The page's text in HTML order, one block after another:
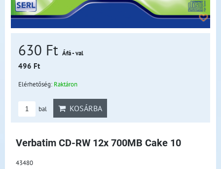
630 Ft Áfá - val
496 Ft
Elérhetőség: Raktáron
bal KOSÁRBA
Verbatim CD-RW 12x 700MB Cake 10
43480